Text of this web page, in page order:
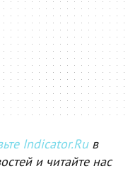
Indicator.Ruв
и читайте нас